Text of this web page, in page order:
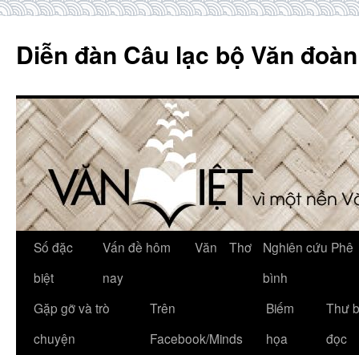
content
Diễn đàn Câu lạc bộ Văn
Số đặc
biệt
Vấn đề hôm
nay
Văn Thơ
Nghiên cứu Phê
bình
Gặp gỡ và trò
chuyện
Trên
Facebook/Minds
Biếm
họa
Thư
đọc